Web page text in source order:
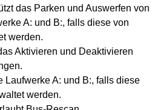
das Parken und Auswerfen von
A: und B:, falls diese von
werden.
Aktivieren und Deaktivieren
Laufwerke A: und B:, falls diese
werden.